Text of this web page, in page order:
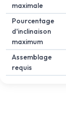
maximale
Pourcentage
d'inclinaison
maximum
Assemblage
requis